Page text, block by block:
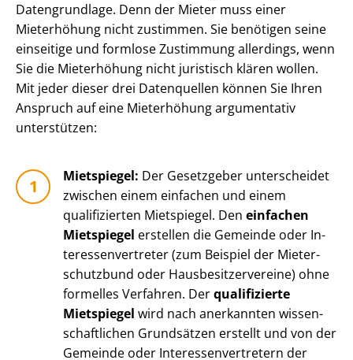
Datengrundlage. Denn der Mieter muss einer
Mieterhöhung nicht zustimmen. Sie benötigen seine
einseitige und formlose Zustimmung allerdings, wenn
Sie die Mieterhöhung nicht juristisch klären wollen.
Mit jeder dieser drei Datenquellen können Sie Ihren
Anspruch auf eine Mieterhöhung argumentativ
unterstützen:
Mietspiegel: Der Gesetzgeber unterscheidet
zwischen einem einfachen und einem
qualifizierten Mietspiegel. Den einfachen
Mietspiegel erstellen die Gemeinde oder In­
ter­es­sen­ver­tre­ter (zum Beispiel der Mie­ter­
schutz­bund oder Haus­be­sit­zer­ver­ei­ne) ohne
formelles Verfahren. Derqualifizierte
Mietspiegel wird nach anerkannten wis­sen­
schaft­li­chen Grundsätzen erstellt und von der
Gemeinde oder In­ter­es­sen­ver­tre­tern der